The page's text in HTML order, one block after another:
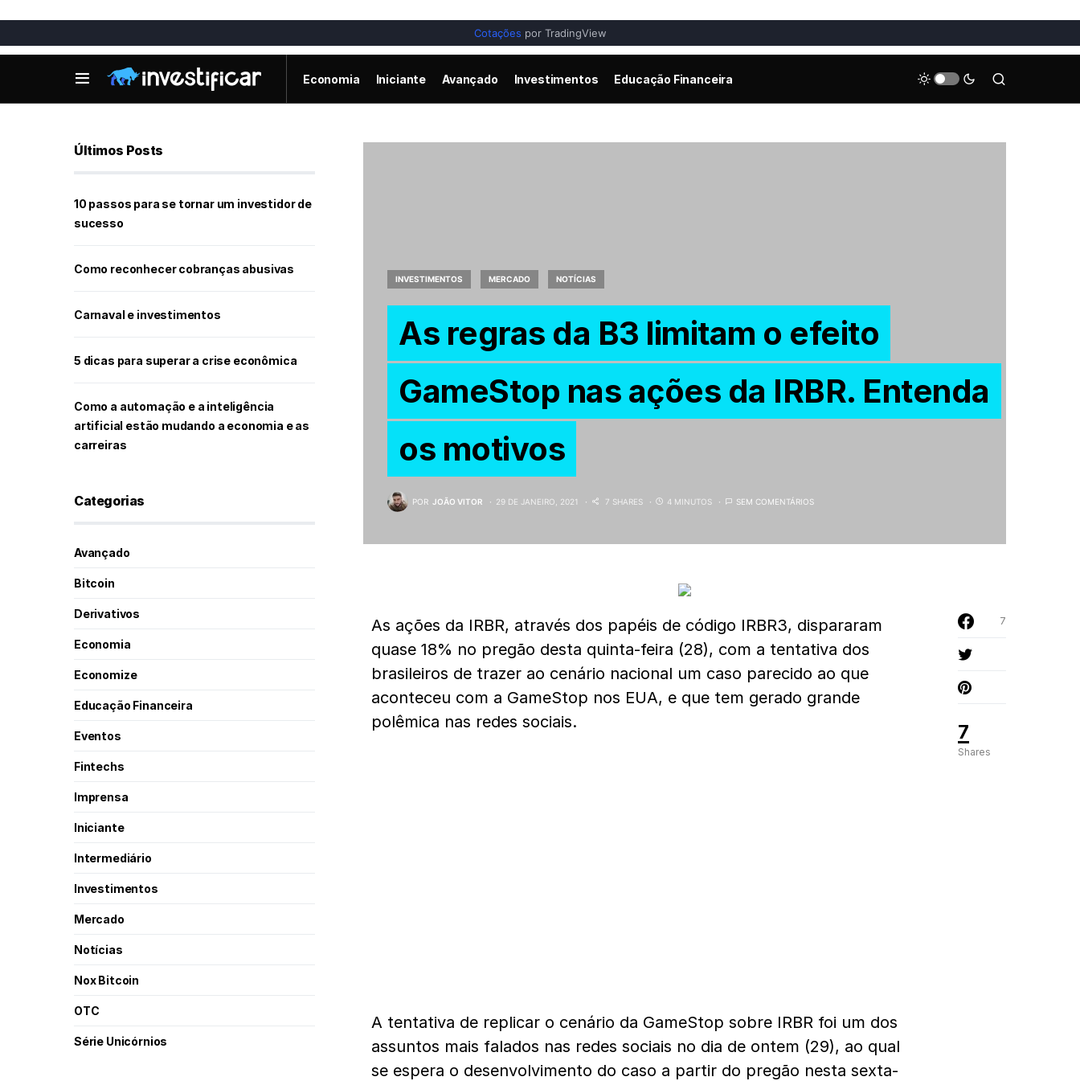
Cotações por TradingView
Economia Iniciante Avançado Investimentos Educação Financeira
INVESTIMENTOS MERCADO NOTÍCIAS
As regras da B3 limitam o efeito
GameStop nas ações da IRBR. Entenda
os motivos
POR JOÃO VITOR 29 DE JANEIRO, 2021 7 SHARES 4 MINUTOS SEM COMENTÁRIOS
7
Shares
7
As ações da IRBR, através dos papéis de código IRBR3, dispararam
quase 18% no pregão desta quinta-feira (28), com a tentativa dos
brasileiros de trazer ao cenário nacional um caso parecido ao que
aconteceu com a GameStop nos EUA, e que tem gerado grande
polêmica nas redes sociais.
A tentativa de replicar o cenário da GameStop sobre IRBR foi um dos
assuntos mais falados nas redes sociais no dia de ontem (29), ao qual
se espera o desenvolvimento do caso a partir do pregão nesta sexta-
Últimos Posts
10 passos para se tornar um investidor de
sucesso
Como reconhecer cobranças abusivas
Carnaval e investimentos
5 dicas para superar a crise econômica
Como a automação e a inteligência
artificial estão mudando a economia e as
carreiras
Categorias
Avançado
Bitcoin
Derivativos
Economia
Economize
Educação Financeira
Eventos
Fintechs
Imprensa
Iniciante
Intermediário
Investimentos
Mercado
Notícias
Nox Bitcoin
OTC
Série Unicórnios